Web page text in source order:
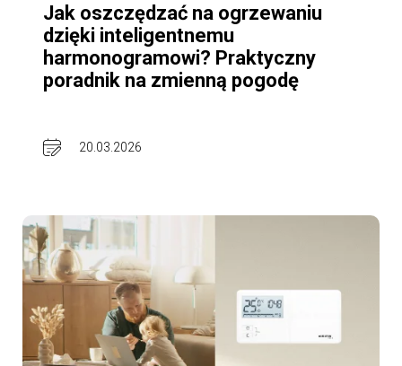
Jak oszczędzać na ogrzewaniu
dzięki inteligentnemu
harmonogramowi? Praktyczny
poradnik na zmienną pogodę
20.03.2026